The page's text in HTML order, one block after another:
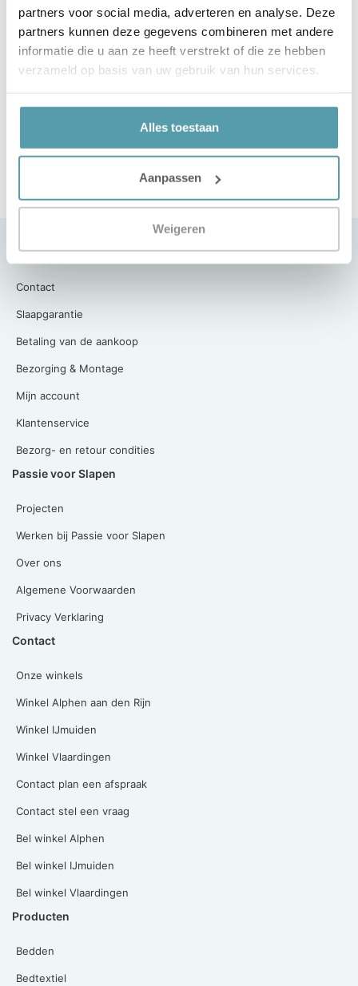
partners voor social media, adverteren en analyse. Deze
partners kunnen deze gegevens combineren met andere
informatie die u aan ze heeft verstrekt of die ze hebben
verzameld op basis van uw gebruik van hun services.
Alles toestaan
Aanpassen
Weigeren
Direct na het beeindigen van het wasprogramma
dient het bedtextiel uit de machine gehaald te
worden. Laat het bedtextiel nooit in natte toestand in
de trommel liggen.
droogtemperatuur en korte tijd). Echter aan de lucht
(op waslijn) droogt het bedtextiel het mooiste op en
kreukt het minder.
bedtextiel. Slaap Lekker!
Klantenservice
Contact
Slaapgarantie
Betaling van de aankoop
Bezorging & Montage
Mijn account
Klantenservice
Bezorg- en retour condities
Passie voor Slapen
Projecten
Werken bij Passie voor Slapen
Over ons
Algemene Voorwaarden
Privacy Verklaring
Contact
Onze winkels
Winkel Alphen aan den Rijn
Winkel IJmuiden
Winkel Vlaardingen
Contact plan een afspraak
Contact stel een vraag
Bel winkel Alphen
Bel winkel IJmuiden
Bel winkel Vlaardingen
Producten
Bedden
Bedtextiel